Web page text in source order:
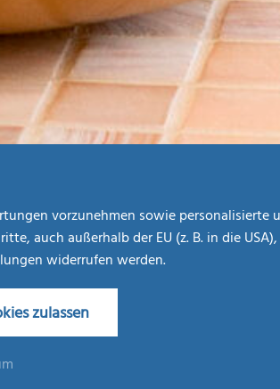
vorzunehmen sowie personalisierte
auch außerhalb der EU (z. B. in die
widerrufen werden.
zulassen